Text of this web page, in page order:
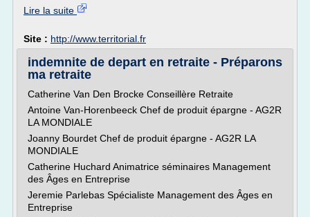
Lire la suite
Site : http://www.territorial.fr
indemnite de depart en retraite - Préparons
ma retraite
Catherine Van Den Brocke Conseillère Retraite
Antoine Van-Horenbeeck Chef de produit épargne - AG2R
LA MONDIALE
Joanny Bourdet Chef de produit épargne - AG2R LA
MONDIALE
Catherine Huchard Animatrice séminaires Management
des Âges en Entreprise
Jeremie Parlebas Spécialiste Management des Âges en
Entreprise